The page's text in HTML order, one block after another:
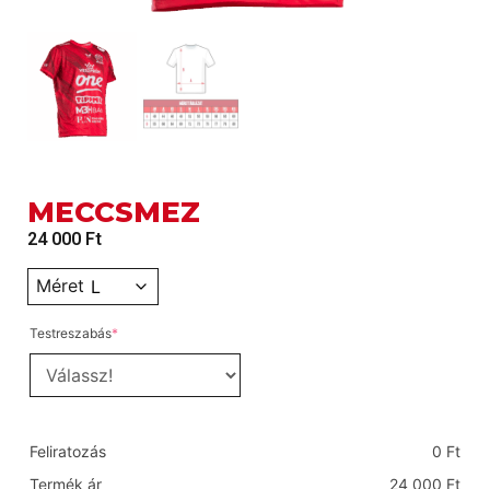
MECCSMEZ
24 000 Ft
Méret
Testreszabás*
Feliratozás 0 Ft
Termék ár
24 000 Ft